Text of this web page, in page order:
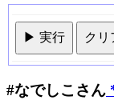
▶ 実行 クリ
#なでしこさん